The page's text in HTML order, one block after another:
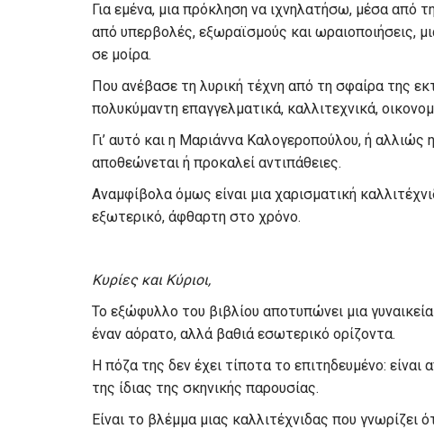
Για εμένα, μια πρόκληση να ιχνηλατήσω, μέσα από
από υπερβολές, εξωραϊσμούς και ωραιοποιήσεις,
σε μοίρα.
Που ανέβασε τη λυρική τέχνη από τη σφαίρα της
πολυκύμαντη επαγγελματικά, καλλιτεχνικά,
Γι’ αυτό και η Μαριάννα Καλογεροπούλου, ή
αποθεώνεται ή προκαλεί αντιπάθειες.
Αναμφίβολα όμως είναι μια χαρισματική
εξωτερικό, άφθαρτη στο χρόνο.
Κυρίες και Κύριοι,
Το εξώφυλλο του βιβλίου αποτυπώνει μια
έναν αόρατο, αλλά βαθιά εσωτερικό ορίζοντα.
Η πόζα της δεν έχει τίποτα το επιτηδευμένο:
της ίδιας της σκηνικής παρουσίας.
Είναι το βλέμμα μιας καλλιτέχνιδας που